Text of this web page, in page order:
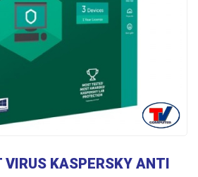
VIRUS KASPERSKY ANTI